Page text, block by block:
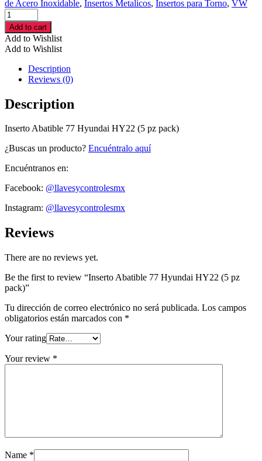
de Acero Inoxidable, Insertos Metalicos, Insertos para Torno, VW
Inserto
Abatible
77
Hyundai
HY22
cantidad
Add to cart
Add to Wishlist
Add to Wishlist
Description
Reviews (0)
Description
Inserto Abatible 77 Hyundai HY22 (5 pz pack)
¿Buscas un producto? Encuéntralo aquí
Encuéntranos en:
Facebook: @llavesycontrolesmx
Instagram: @llavesycontrolesmx
Reviews
There are no reviews yet.
Be the first to review “Inserto Abatible 77 Hyundai HY22 (5 pz
pack)”
Tu dirección de correo electrónico no será publicada. Los campos
obligatorios están marcados con *
Your rating
Your review *
Name *